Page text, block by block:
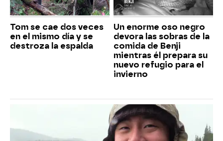
Tom se cae dos veces
en el mismo día y se
destroza la espalda
Un enorme oso negro
devora las sobras de la
comida de Benji
mientras él prepara su
nuevo refugio para el
invierno